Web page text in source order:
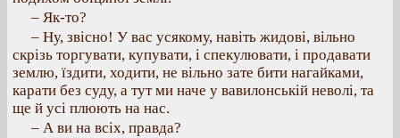
– Як-то?
– Ну, звісно! У вас усякому, навіть жидові, вільно
скрізь торгувати, купувати, і спекулювати, і продавати
землю, їздити, ходити, не вільно зате бити нагайками,
карати без суду, а тут ми наче у вавилонській неволі, та
ще й усі плюють на нас.
– А ви на всіх, правда?